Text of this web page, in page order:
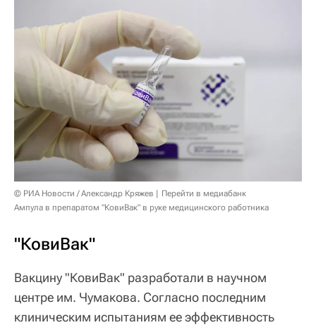
© РИА Новости / Александр Кряжев
Перейти в медиабанк
Ампула в препаратом "КовиВак" в руке медицинского работника
"КовиВак"
Вакцину "КовиВак" разработали в научном
центре им. Чумакова. Согласно последним
клиническим испытаниям ее эффективность